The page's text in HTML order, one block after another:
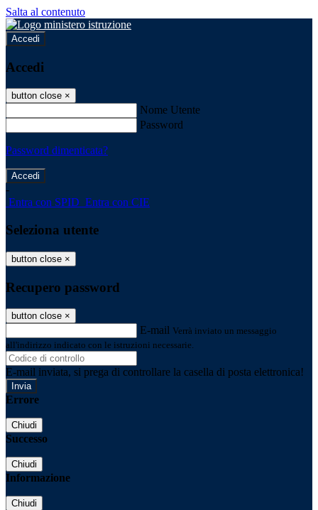
Salta al contenuto
Accedi
Accedi
button close ×
Nome Utente
Password
Password dimenticata?
-
Entra con SPID Entra con CIE
Seleziona utente
button close ×
Recupero password
button close ×
E-mail Verrà inviato un messaggio
all'indirizzo indicato con le istruzioni necessarie.
E-mail inviata, si prega di controllare la casella di posta elettronica!
Errore
Chiudi
Successo
Chiudi
Informazione
Chiudi